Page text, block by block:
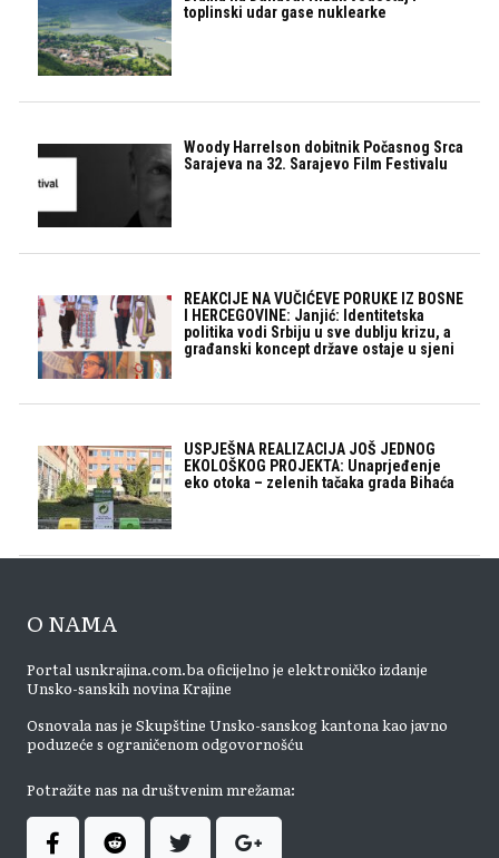
toplinski udar gase nuklearke
Woody Harrelson dobitnik Počasnog Srca
Sarajeva na 32. Sarajevo Film Festivalu
REAKCIJE NA VUČIĆEVE PORUKE IZ BOSNE
I HERCEGOVINE: Janjić: Identitetska
politika vodi Srbiju u sve dublju krizu, a
građanski koncept države ostaje u sjeni
USPJEŠNA REALIZACIJA JOŠ JEDNOG
EKOLOŠKOG PROJEKTA: Unaprjeđenje
eko otoka – zelenih tačaka grada Bihaća
O NAMA
Portal usnkrajina.com.ba oficijelno je elektroničko izdanje
Unsko-sanskih novina Krajine
Osnovala nas je Skupštine Unsko-sanskog kantona kao javno
poduzeće s ograničenom odgovornošću
Potražite nas na društvenim mrežama: